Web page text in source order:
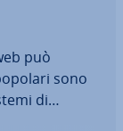
può
sono
di